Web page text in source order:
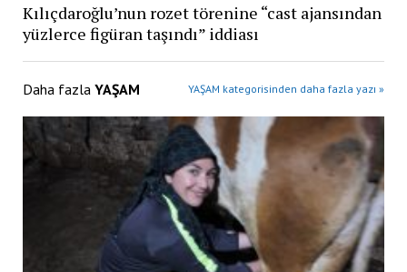
Kılıçdaroğlu’nun rozet törenine “cast ajansından
yüzlerce figüran taşındı” iddiası
Daha fazla YAŞAM YAŞAM kategorisinden daha fazla yazı »